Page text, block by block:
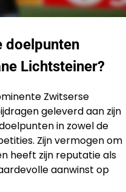
doelpunten
Lichtsteiner?
Zwitserse
geleverd aan zijn
in zowel de
Zijn vermogen om
heeft zijn reputatie als
aanwinst op